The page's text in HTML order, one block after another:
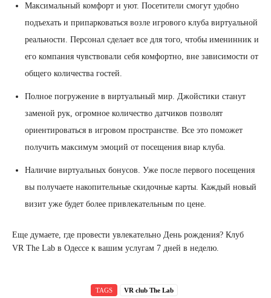
Максимальный комфорт и уют. Посетители смогут удобно
подъехать и припарковаться возле игрового клуба виртуальной
реальности. Персонал сделает все для того, чтобы именинник и
его компания чувствовали себя комфортно, вне зависимости от
общего количества гостей.
Полное погружение в виртуальный мир. Джойстики станут
заменой рук, огромное количество датчиков позволят
ориентироваться в игровом пространстве. Все это поможет
получить максимум эмоций от посещения виар клуба.
Наличие виртуальных бонусов. Уже после первого посещения
вы получаете накопительные скидочные карты. Каждый новый
визит уже будет более привлекательным по цене.
Еще думаете, где провести увлекательно День рождения? Клуб
VR The Lab в Одессе к вашим услугам 7 дней в неделю.
TAGS VR club The Lab